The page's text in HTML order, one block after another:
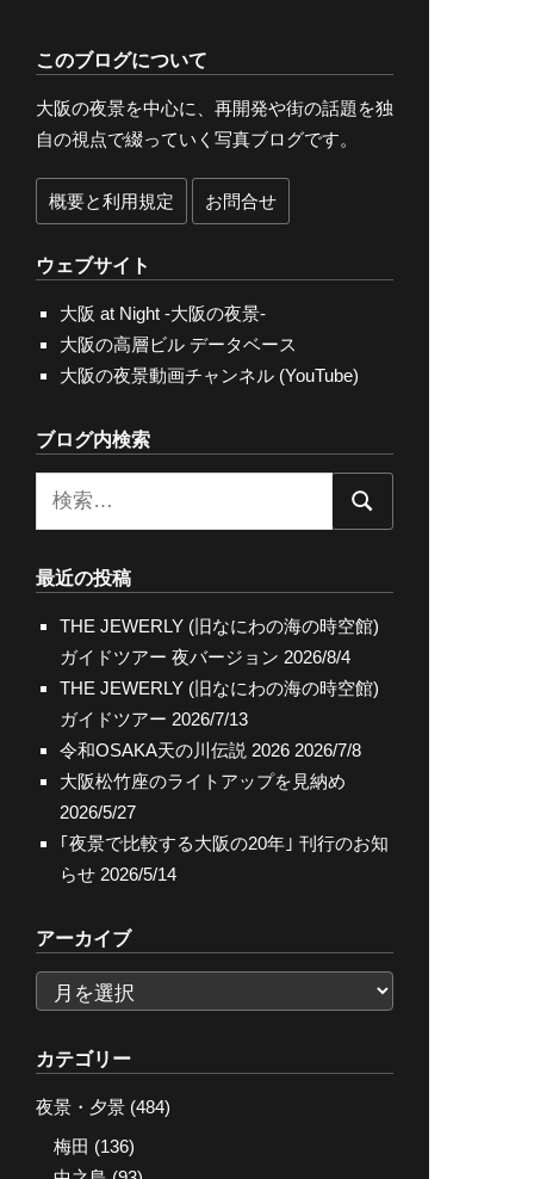
このブログについて
大阪の夜景を中心に、再開発や街の話題を独
自の視点で綴っていく写真ブログです。
概要と利用規定 お問合せ
ウェブサイト
大阪 at Night -大阪の夜景-
大阪の高層ビル データベース
大阪の夜景動画チャンネル (YouTube)
ブログ内検索
検
最近の投稿
THE JEWERLY (旧なにわの海の時空館)
ガイドツアー 夜バージョン 2026/8/4
THE JEWERLY (旧なにわの海の時空館)
ガイドツアー 2026/7/13
令和OSAKA天の川伝説 2026 2026/7/8
大阪松竹座のライトアップを見納め
2026/5/27
｢夜景で比較する大阪の20年｣ 刊行のお知
らせ 2026/5/14
アーカイブ
ー
カ
イ
ブ
カテゴリー
夜景・夕景 (484)
梅田 (136)